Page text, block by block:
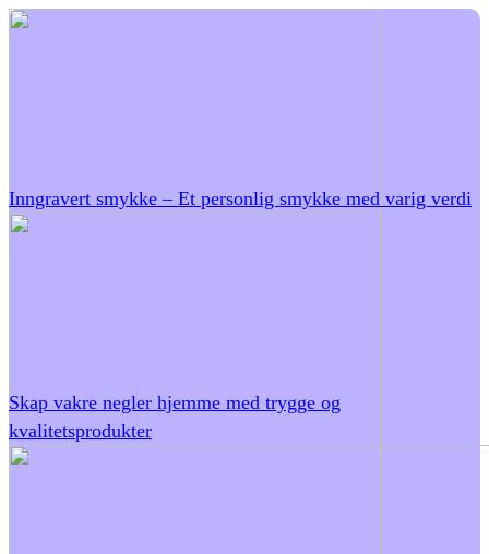
Inngravert smykke – Et personlig smykke med varig verdi
Skap vakre negler hjemme med trygge og
kvalitetsprodukter